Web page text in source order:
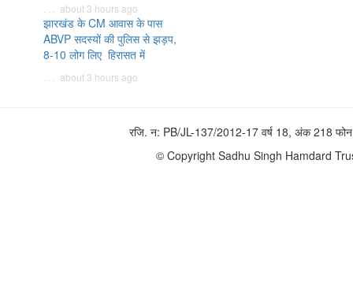
. . . about 3 hours ago
झारखंड के CM आवास के पास
ABVP सदस्यों की पुलिस से झड़प,
8-10 लोग लिए हिरासत में
. . . about 3 hours ago
रजि. न: PB/JL-137/2012-17 वर्ष 18, अंक 218
© Copyright Sadhu Singh Hamdard